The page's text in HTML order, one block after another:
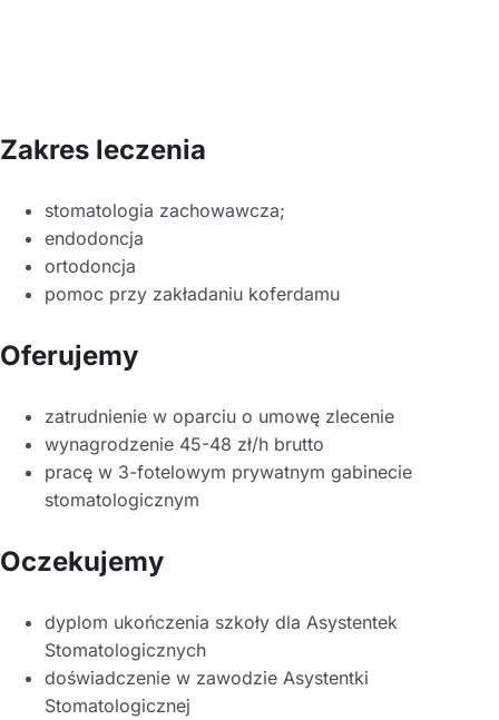
Zakres leczenia
stomatologia zachowawcza;
endodoncja
ortodoncja
pomoc przy zakładaniu koferdamu
Oferujemy
zatrudnienie w oparciu o umowę zlecenie
wynagrodzenie 45-48 zł/h brutto
pracę w 3-fotelowym prywatnym gabinecie
stomatologicznym
Oczekujemy
dyplom ukończenia szkoły dla Asystentek
Stomatologicznych
doświadczenie w zawodzie Asystentki
Stomatologicznej